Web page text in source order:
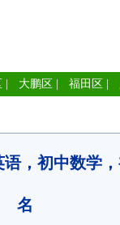
大鹏区 福田区
，初中数学
名